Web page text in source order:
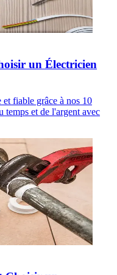
un Électricien
fiable grâce à nos 10
temps et de l'argent avec